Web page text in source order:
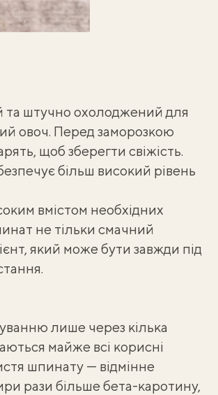
штучно охолоджений для
овоч. Перед заморозкою
щоб зберегти свіжість.
більш високий рівень
вмістом необхідних
не тільки смачний
який може бути завжди під
лише через кілька
майже всі корисні
шпинату — відмінне
рази більше бета-каротину,